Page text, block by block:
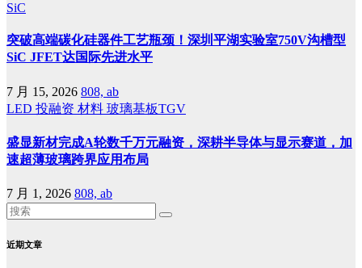
SiC
突破高端碳化硅器件工艺瓶颈！深圳平湖实验室750V沟槽型
SiC JFET达国际先进水平
7 月 15, 2026 808, ab
LED 投融资 材料 玻璃基板TGV
盛显新材完成A轮数千万元融资，深耕半导体与显示赛道，加
速超薄玻璃跨界应用布局
7 月 1, 2026 808, ab
近期文章